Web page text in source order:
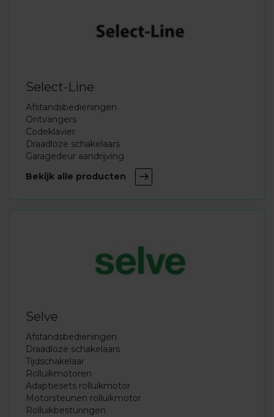
Select-Line
Afstandsbedieningen
Ontvangers
Codeklavier
Draadloze schakelaars
Garagedeur aandrijving
Bekijk alle producten
Selve
Afstandsbedieningen
Draadloze schakelaars
Tijdschakelaar
Rolluikmotoren
Adaptiesets rolluikmotor
Motorsteunen rolluikmotor
Rolluikbesturingen